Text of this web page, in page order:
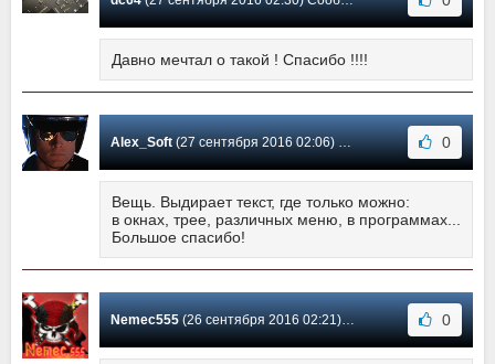
Давно мечтал о такой ! Спасибо !!!!
Alex_Soft(27 сентября 2016 02:06) Сообщение #21 0
Вещь. Выдирает текст, где только можно:
в окнах, трее, различных меню, в программах...
Большое спасибо!
Nemec555(26 сентября 2016 02:21) Сообщение #20 0